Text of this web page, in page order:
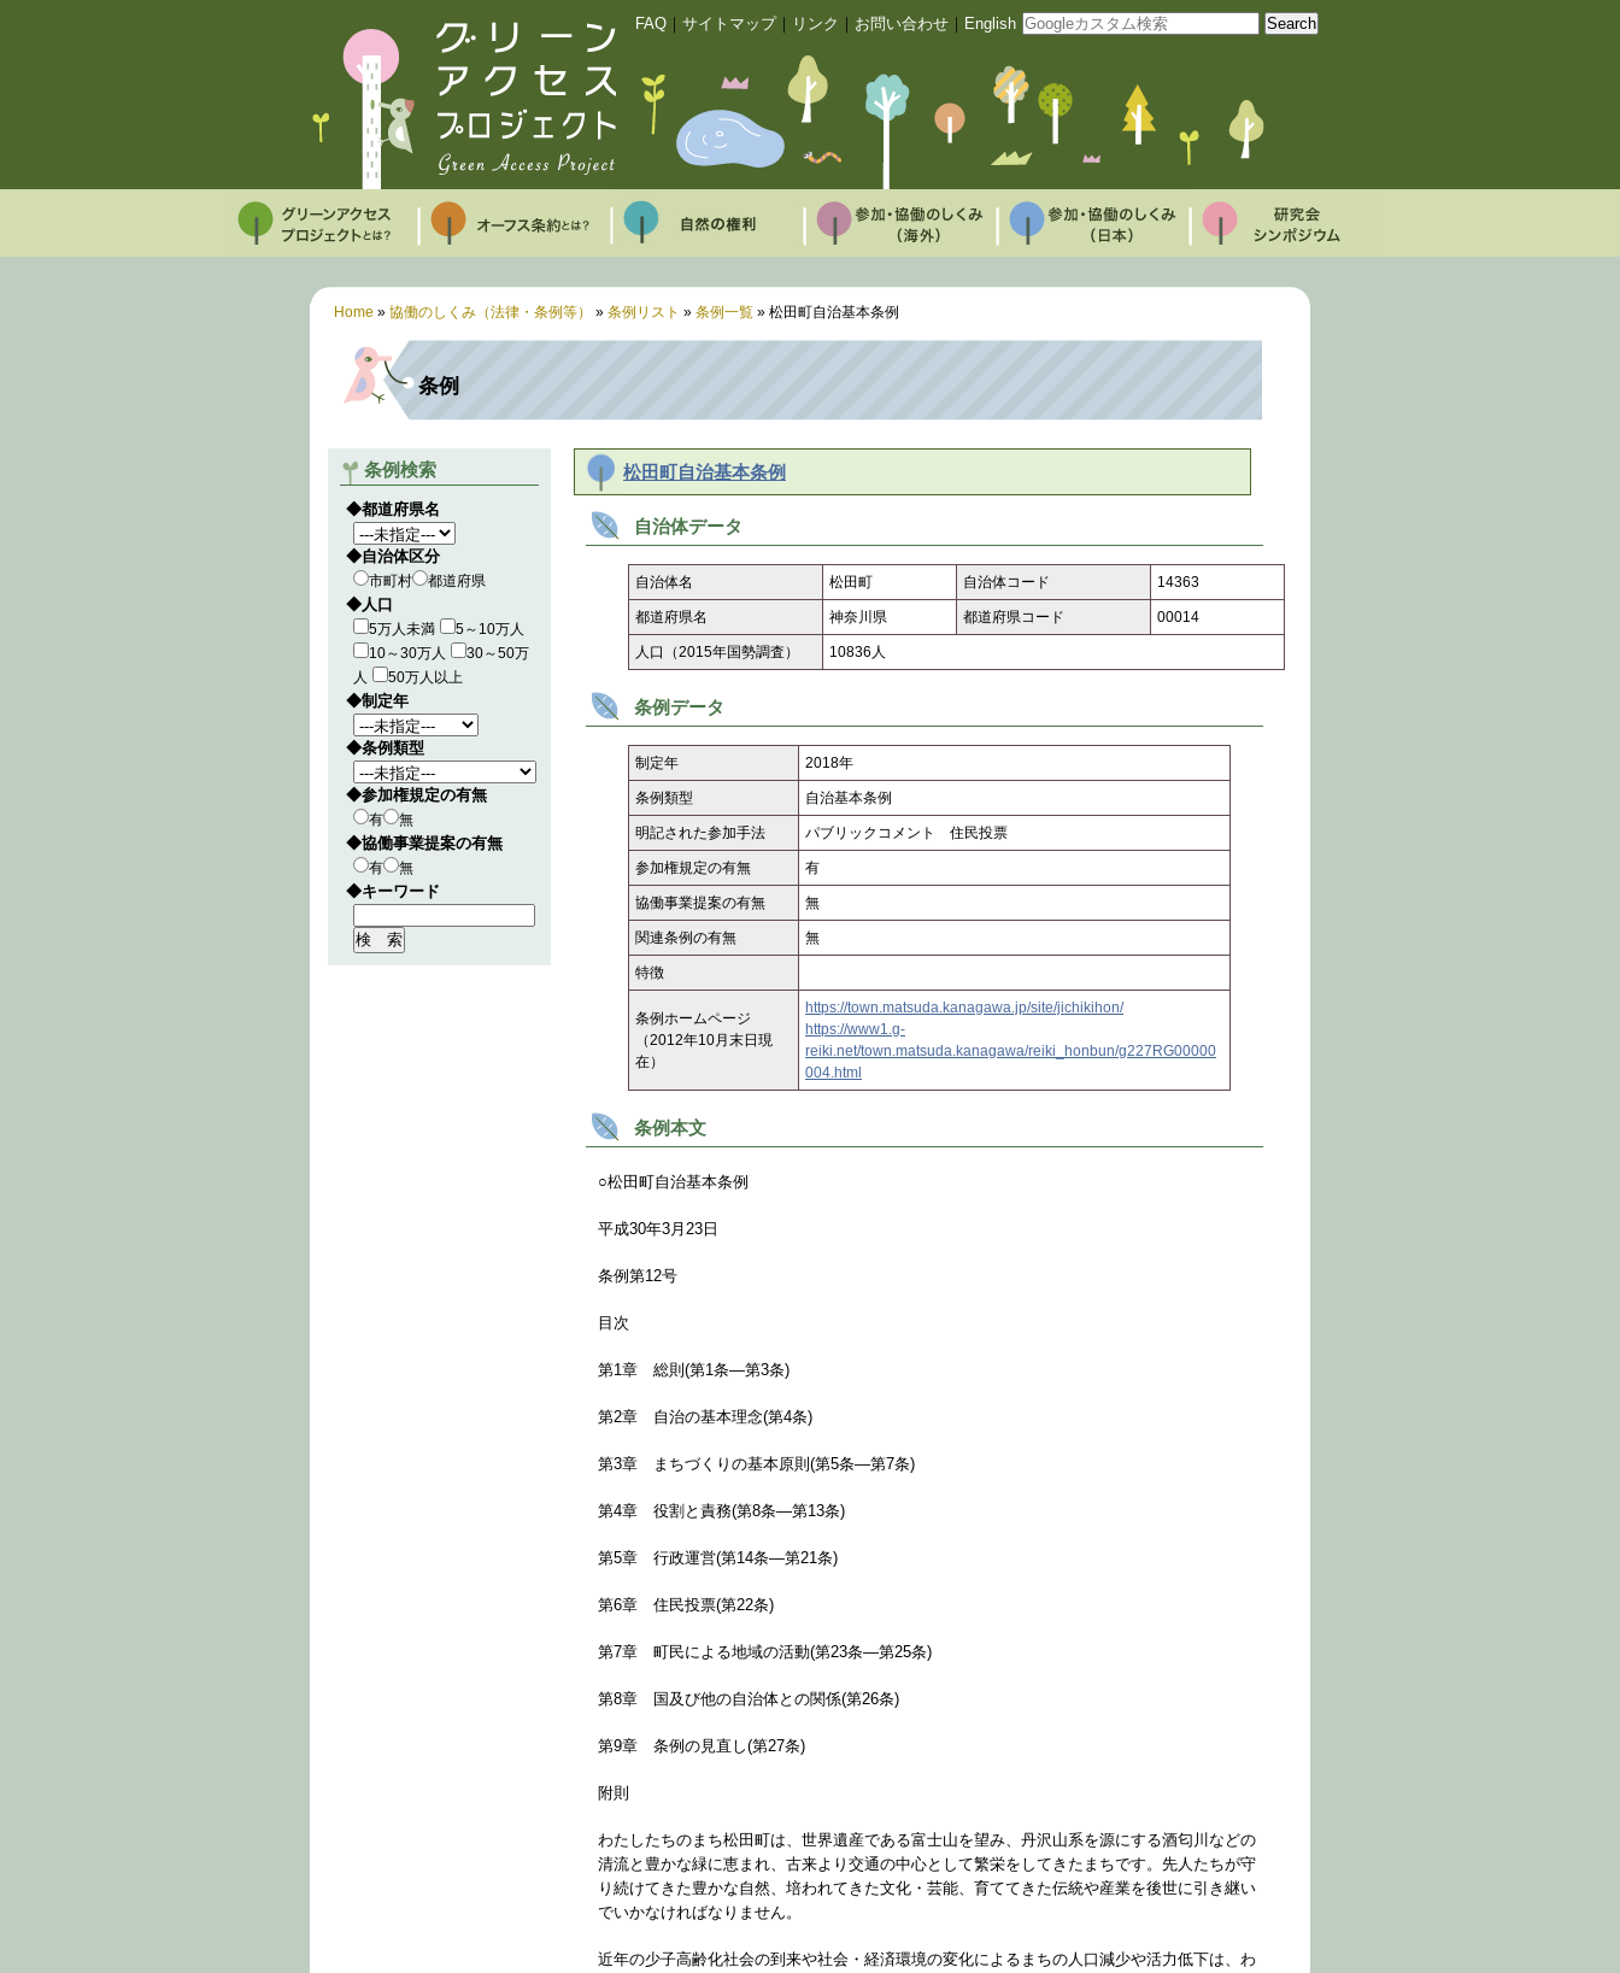
FAQ サイトマップ｜ リンク お問い合わせ English
Home » 協働のしくみ（法律・条例等） » 条例リスト » 条例一覧 » 松田町自治基本条例
条例
条例検索
◆都道府県名
◆自治体区分
市町村 都道府県
◆人口
5万人未満
5～10万人
10～30万人
30～50万
人
50万人以上
◆制定年
◆条例類型
◆参加権規定の有無
有 無
◆協働事業提案の有無
有 無
◆キーワード
松田町自治基本条例
自治体データ
自治体名 松田町 自治体コード 14363
都道府県名 神奈川県 都道府県コード 00014
人口（2015年国勢調査） 10836人
条例データ
制定年 2018年
条例類型 自治基本条例
明記された参加手法 パブリックコメント 住民投票
参加権規定の有無 有
協働事業提案の有無 無
関連条例の有無 無
特徴
条例ホームページ
（2012年10月末日現
在）
https://town.matsuda.kanagawa.jp/site/jichikihon/
https://www1.g-
reiki.net/town.matsuda.kanagawa/reiki_honbun/g227RG00000
004.html
条例本文
○松田町自治基本条例
平成30年3月23日
条例第12号
目次
第1章 総則(第1条―第3条)
第2章 自治の基本理念(第4条)
第3章 まちづくりの基本原則(第5条―第7条)
第4章 役割と責務(第8条―第13条)
第5章 行政運営(第14条―第21条)
第6章 住民投票(第22条)
第7章 町民による地域の活動(第23条―第25条)
第8章 国及び他の自治体との関係(第26条)
第9章 条例の見直し(第27条)
附則
わたしたちのまち松田町は、世界遺産である富士山を望み、丹沢山系を源にする酒匂川などの
清流と豊かな緑に恵まれ、古来より交通の中心として繁栄をしてきたまちです。先人たちが守
り続けてきた豊かな自然、培われてきた文化・芸能、育ててきた伝統や産業を後世に引き継い
でいかなければなりません。
近年の少子高齢化社会の到来や社会・経済環境の変化によるまちの人口減少や活力低下は、わ